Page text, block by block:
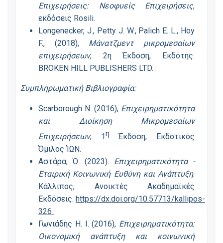
Επιχειρήσεις: Νεοφυείς Επιχειρήσεις,
εκδόσεις Rosili.
Longenecker, J., Petty J. W., Palich E. L., Hoy
F., (2018), Μάνατζμεντ μικρομεσαίων
επιχειρήσεων, 2η Έκδοση, Εκδότης:
BROKEN HILL PUBLISHERS LTD.
Συμπληρωματική Βιβλιογραφία:
Scarborough N. (2016), Επιχειρηματικότητα
και Διοίκηση Μικρομεσαίων
Επιχειρήσεων, 1ηΈκδοση, Εκδοτικός
Όμιλος ΊΩΝ.
Αστάρα, Ό. (2023). Επιχειρηματικότητα -
Εταιρική Κοινωνική Ευθύνη και Ανάπτυξη.
Κάλλιπος, Ανοικτές Ακαδημαϊκές
Εκδόσεις. https://dx.doi.org/10.57713/kallipos-
326
Γωνιάδης Η. Ι. (2016), Επιχειρηματικότητα:
Οικονομική ανάπτυξη και κοινωνική